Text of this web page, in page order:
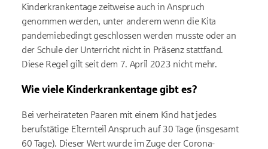
Kinderkrankentage zeitweise auch in Anspruch
genommen werden, unter anderem wenn die Kita
pandemiebedingt geschlossen werden musste oder an
der Schule der Unterricht nicht in Präsenz stattfand.
Diese Regel gilt seit dem 7. April 2023 nicht mehr.
Wie viele Kinderkrankentage gibt es?
Bei verheirateten Paaren mit einem Kind hat jedes
berufstätige Elternteil Anspruch auf 30 Tage (insgesamt
60 Tage). Dieser Wert wurde im Zuge der Corona-